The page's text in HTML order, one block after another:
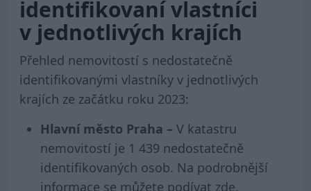
identifikovaní vlastníci
v jednotlivých krajích
Přehled nemovitostí s nedostatečně
identifikovanými vlastníky v jednotlivých
krajích ze začátku roku 2023:
Hlavní město Praha – V katastru
nemovitostí je 1 439 nedostatečně
identifikovaných osob. Na podrobnější
informace se můžete podívat zde.